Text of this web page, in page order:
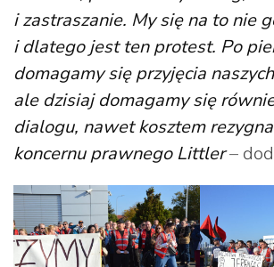
i zastraszanie. My się na to nie
i dlatego jest ten protest. Po
domagamy się przyjęcia
ale dzisiaj domagamy się
dialogu, nawet kosztem
koncernu prawnego Littler–